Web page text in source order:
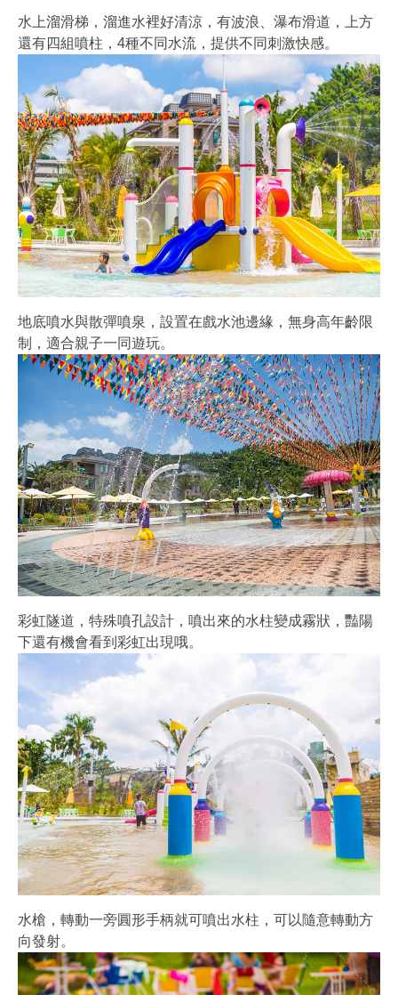
水上溜滑梯，溜進水裡好清涼，有波浪、瀑布滑道，上方
還有四組噴柱，4種不同水流，提供不同刺激快感。
地底噴水與散彈噴泉，設置在戲水池邊緣，無身高年齡限
制，適合親子一同遊玩。
彩虹隧道，特殊噴孔設計，噴出來的水柱變成霧狀，豔陽
下還有機會看到彩虹出現哦。
水槍，轉動一旁圓形手柄就可噴出水柱，可以隨意轉動方
向發射。